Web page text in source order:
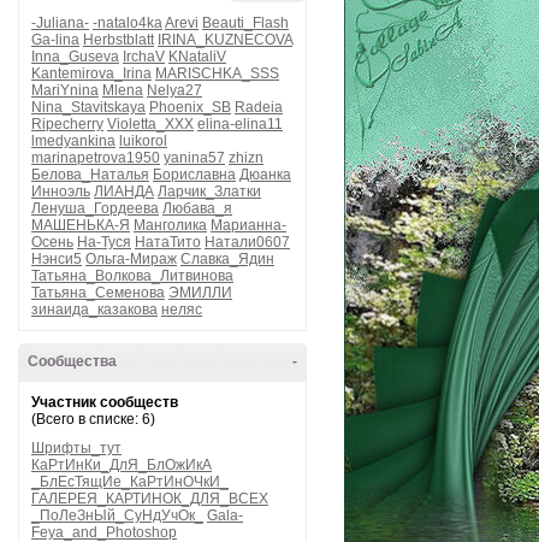
-Juliana- -natalo4kaArevi Beauti_Flash
Ga-lina Herbstblatt IRINA_KUZNECOVA
Inna_Guseva IrchaV KNataliV
Kantemirova_Irina MARISCHKA_SSS
MariYnina Mlena Nelya27
Nina_Stavitskaya Phoenix_SB Radeia
Ripecherry Violetta_XXX elina-elina11
lmedyankina luikorol
marinapetrova1950 yanina57 zhizn
Белова_Наталья Бориславна Дюанка
Инноэль ЛИАНДА Ларчик_Златки
Ленуша_Гордеева Любава_я
МАШЕНЬКА-Я Манголика Марианна-
Осень На-Туся НатаТито Натали0607
Нэнси5 Ольга-Мираж Славка_Ядин
Татьяна_Волкова_Литвинова
Татьяна_Семенова ЭМИЛЛИ
зинаида_казакова неляс
-
Сообщества
Участник сообществ
(Всего в списке: 6)
Шрифты_тут
КаРтИнКи_ДлЯ_БлОжИкА
_БлЕсТящИе_КаРтИнОЧкИ_
ГАЛЕРЕЯ_КАРТИНОК_ДЛЯ_ВСЕХ
_ПоЛеЗнЫй_СуНдУчОк_
Gala-
Feya_and_Photoshop